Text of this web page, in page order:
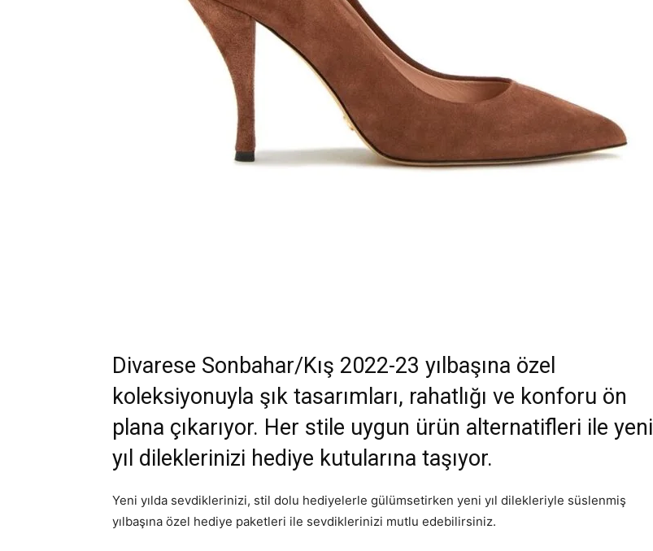
Divarese Sonbahar/Kış 2022-23 yılbaşına özel
koleksiyonuyla şık tasarımları, rahatlığı ve konforu ön
plana çıkarıyor. Her stile uygun ürün alternatifleri ile yeni
yıl dileklerinizi hediye kutularına taşıyor.
Yeni yılda sevdiklerinizi, stil dolu hediyelerle gülümsetirken yeni yıl dilekleriyle süslenmiş
yılbaşına özel hediye paketleri ile sevdiklerinizi mutlu edebilirsiniz.